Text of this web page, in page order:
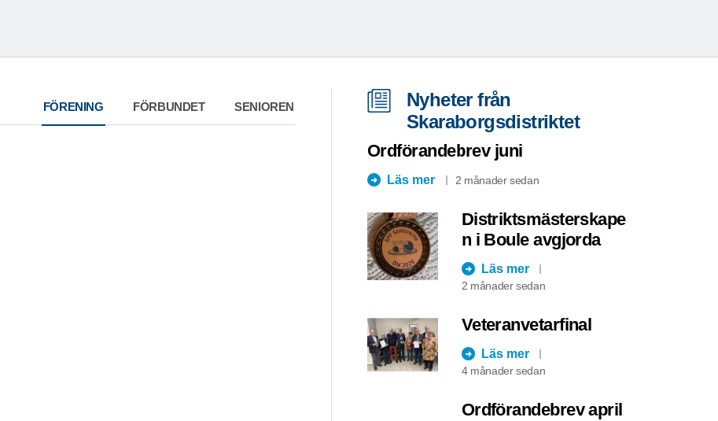
FÖRENING FÖRBUNDET SENIOREN
Nyheter från
Skaraborgsdistriktet
Ordförandebrev juni
Läs mer 2 månader sedan
Distriktsmästerskape
n i Boule avgjorda
Läs mer
2 månader sedan
Veteranvetarfinal
Läs mer
4 månader sedan
Ordförandebrev april